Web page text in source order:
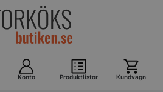
Konto Produktlistor Kundvagn